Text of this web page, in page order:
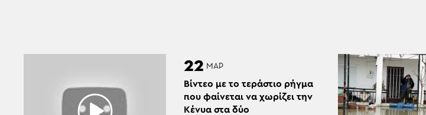
22 ΜΑΡ
Βίντεο με το τεράστιο ρήγμα
που φαίνεται να χωρίζει την
Κένυα στα δύο